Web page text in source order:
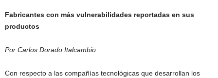
Fabricantes con más vulnerabilidades reportadas en sus
productos
Por Carlos Dorado Italcambio
Con respecto a las compañías tecnológicas que desarrollan los